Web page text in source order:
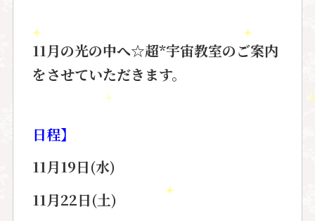
11月の光の中へ☆超*宇宙教室のご案内
をさせていただきます。
日程】
11月19日(水)
11月22日(土)